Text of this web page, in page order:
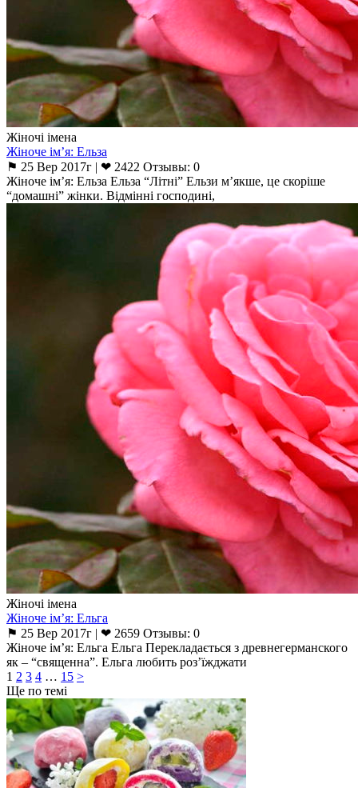
Жіночі імена
Жіноче ім’я: Ельза
⚑ 25 Вер 2017г | ❤ 2422 Отзывы: 0
Жіноче ім’я: Ельза Ельза “Літні” Ельзи м’якше, це скоріше
“домашні” жінки. Відмінні господині,
Жіночі імена
Жіноче ім’я: Ельга
⚑ 25 Вер 2017г | ❤ 2659 Отзывы: 0
Жіноче ім’я: Ельга Ельга Перекладається з древнегерманского
як – “священна”. Ельга любить роз’їжджати
1 2 3 4 … 15 >
Ще по темі